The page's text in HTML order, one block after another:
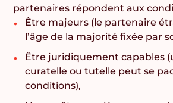
partenaires répondent aux
Être majeurs (le partenaire
l’âge de la majorité fixée par
Être juridiquement capables
curatelle ou tutelle peut se
conditions),